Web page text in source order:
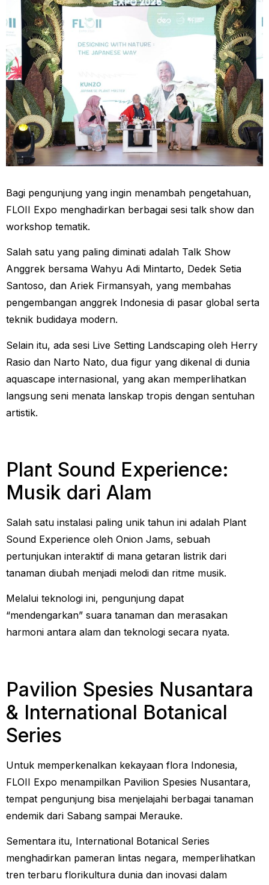
Bagi pengunjung yang ingin menambah pengetahuan,
FLOII Expo menghadirkan berbagai sesi talk show dan
workshop tematik.
Salah satu yang paling diminati adalah Talk Show
Anggrek bersama Wahyu Adi Mintarto, Dedek Setia
Santoso, dan Ariek Firmansyah, yang membahas
pengembangan anggrek Indonesia di pasar global serta
teknik budidaya modern.
Selain itu, ada sesi Live Setting Landscaping oleh Herry
Rasio dan Narto Nato, dua figur yang dikenal di dunia
aquascape internasional, yang akan memperlihatkan
langsung seni menata lanskap tropis dengan sentuhan
artistik.
Plant Sound Experience:
Musik dari Alam
Salah satu instalasi paling unik tahun ini adalah Plant
Sound Experience oleh Onion Jams, sebuah
pertunjukan interaktif di mana getaran listrik dari
tanaman diubah menjadi melodi dan ritme musik.
Melalui teknologi ini, pengunjung dapat
“mendengarkan” suara tanaman dan merasakan
harmoni antara alam dan teknologi secara nyata.
Pavilion Spesies Nusantara
& International Botanical
Series
Untuk memperkenalkan kekayaan flora Indonesia,
FLOII Expo menampilkan Pavilion Spesies Nusantara,
tempat pengunjung bisa menjelajahi berbagai tanaman
endemik dari Sabang sampai Merauke.
Sementara itu, International Botanical Series
menghadirkan pameran lintas negara, memperlihatkan
tren terbaru florikultura dunia dan inovasi dalam